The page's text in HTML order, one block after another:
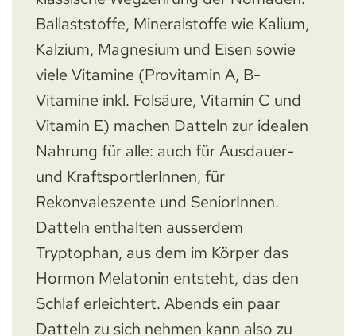
Ballaststoffe, Mineralstoffe wie Kalium,
Kalzium, Magnesium und Eisen sowie
viele Vitamine (Provitamin A, B-
Vitamine inkl. Folsäure, Vitamin C und
Vitamin E) machen Datteln zur idealen
Nahrung für alle: auch für Ausdauer-
und KraftsportlerInnen, für
Rekonvaleszente und SeniorInnen.
Datteln enthalten ausserdem
Tryptophan, aus dem im Körper das
Hormon Melatonin entsteht, das den
Schlaf erleichtert. Abends ein paar
Datteln zu sich nehmen kann also zu